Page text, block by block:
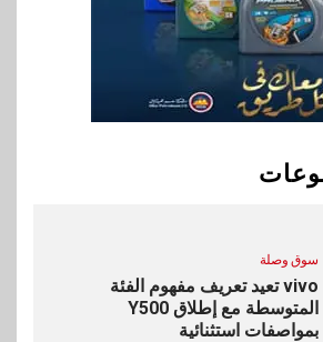
العالمي للشباب ويقدم العديد من
العروض المجانية
بنوك
المشروعات الصغيرة والمتوسطة
للنمو والتوسع
سوق وصلة
vivo تعيد تعريف مفهوم الفئة
المتوسطة مع إطلاق Y500
بمواصفات استثنائية